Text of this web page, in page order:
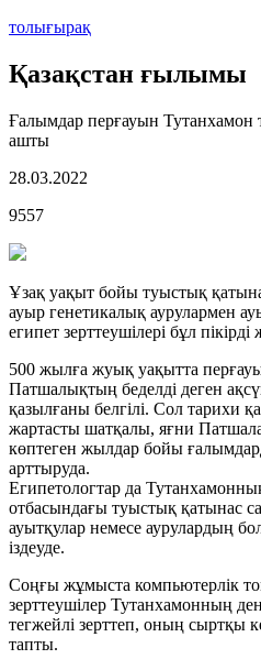
толығырақ
Қазақстан ғылымы
Ғалымдар перғауын Тутанхамон
ашты
28.03.2022
9557
Ұзақ уақыт бойы туыстық
ауыр генетикалық аурулармен
египет зерттеушілері бұл
500 жылға жуық уақытта
Патшалықтың беделді деген
қазылғаны белгілі. Сол тарихи
жартасты шатқалы, яғни
көптеген жылдар бойы
арттыруда.
Египетологтар да
отбасындағы туыстық қатынас
ауытқулар немесе аурулардың
іздеуде.
Соңғы жұмыста компьютерлік
зерттеушілер Тутанхамонның
тегжейлі зерттеп, оның сыртқы
тапты.